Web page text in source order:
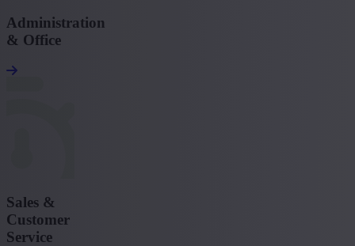
Administration
& Office
Sales &
Customer
Service